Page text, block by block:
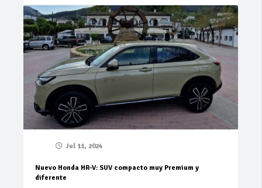
Jul 11, 2024
Nuevo Honda HR-V: SUV compacto muy Premium y
diferente